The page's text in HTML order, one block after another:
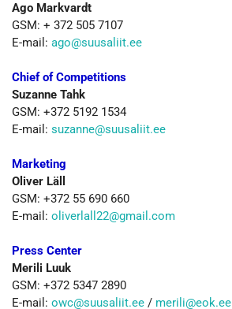
Ago Markvardt
GSM: + 372 505 7107
E-mail: ago@suusaliit.ee
Chief of Competitions
Suzanne Tahk
GSM: +372 5192 1534
E-mail: suzanne@suusaliit.ee
Marketing
Oliver Läll
GSM: +372 55 690 660
E-mail: oliverlall22@gmail.com
Press Center
Merili Luuk
GSM: +372 5347 2890
E-mail: owc@suusaliit.ee / merili@eok.ee